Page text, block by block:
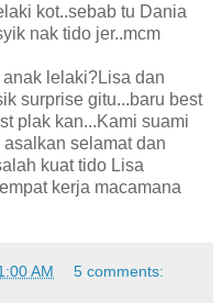
kot..sebab tu Dania
nak tido jer..mcm
lelaki?Lisa dan
surprise gitu...baru best
plak kan...Kami suami
selamat dan
kuat tido Lisa
kerja macamana
AM 5 comments: